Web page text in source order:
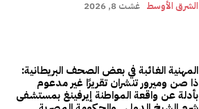
الشرق الأوسط غشت 8, 2026
المهنية الغائبة في بعض الصحف البريطانية:
ذا صن وميرور تنشران تقريرًا غير مدعوم
بأدلة عن واقعة المواطنة إيرفينغ بمستشفى